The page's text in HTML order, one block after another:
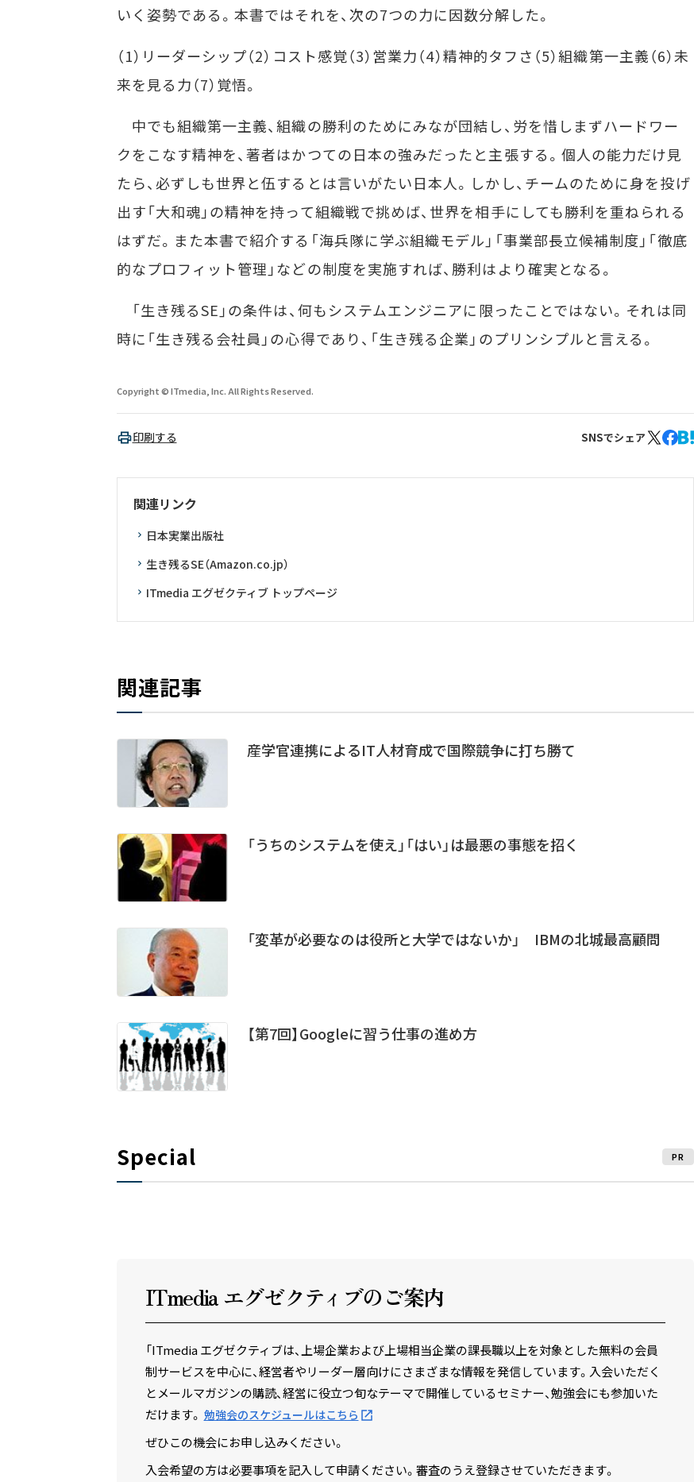
いく姿勢である。本書ではそれを、次の7つの力に因数分解した。
（1）リーダーシップ（2）コスト感覚（3）営業力（4）精神的タフさ（5）組織第一主義（6）未
来を見る力（7）覚悟。
中でも組織第一主義、組織の勝利のためにみなが団結し、労を惜しまずハードワー
クをこなす精神を、著者はかつての日本の強みだったと主張する。個人の能力だけ見
たら、必ずしも世界と伍するとは言いがたい日本人。しかし、チームのために身を投げ
出す「大和魂」の精神を持って組織戦で挑めば、世界を相手にしても勝利を重ねられる
はずだ。また本書で紹介する「海兵隊に学ぶ組織モデル」「事業部長立候補制度」「徹底
的なプロフィット管理」などの制度を実施すれば、勝利はより確実となる。
「生き残るSE」の条件は、何もシステムエンジニアに限ったことではない。それは同
時に「生き残る会社員」の心得であり、「生き残る企業」のプリンシプルと言える。
Copyright © ITmedia, Inc. All Rights Reserved.
印刷する SNSでシェア
関連リンク
日本実業出版社
生き残るSE（Amazon.co.jp）
ITmedia エグゼクティブ トップページ
関連記事
産学官連携によるIT人材育成で国際競争に打ち勝て
「うちのシステムを使え」「はい」は最悪の事態を招く
「変革が必要なのは役所と大学ではないか」 IBMの北城最高顧問
【第7回】Googleに習う仕事の進め方
Special PR
ITmedia エグゼクティ ブのご案内
「ITmedia エグゼクティブは、上場企業および上場相当企業の課長職以上を対象とした無料の会員
制サービスを中心に、経営者やリーダー層向けにさまざまな情報を発信しています。入会いただく
とメールマガジンの購読、経営に役立つ旬なテーマで開催しているセミナー、勉強会にも参加いた
だけます。 勉強会のスケジュールはこちら
ぜひこの機会にお申し込みください。
入会希望の方は必要事項を記入して申請ください。審査のうえ登録させていただきます。